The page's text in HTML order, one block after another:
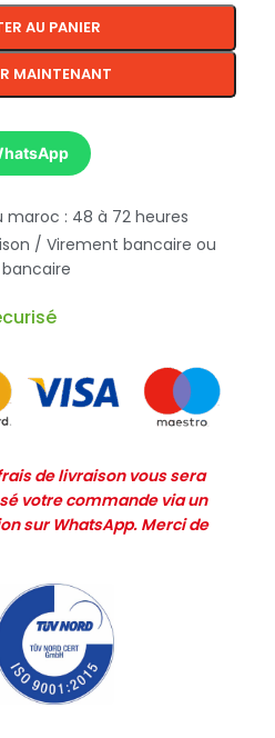
AU PANIER
MAINTENANT
maroc : 48 à 72 heures
/ Virement bancaire ou
de livraison vous sera
votre commande via un
sur WhatsApp. Merci de